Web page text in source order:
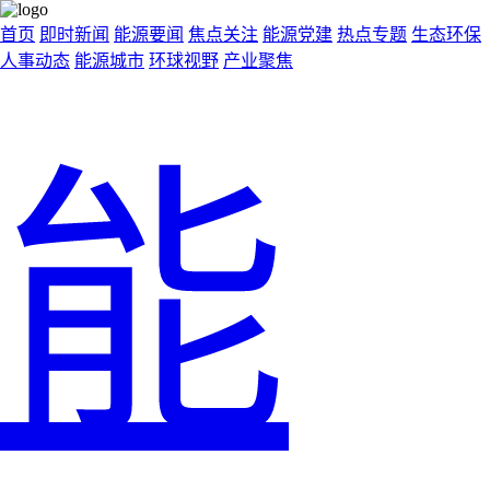
首页 即时新闻 能源要闻 焦点关注 能源党建 热点专题 生态环保
人事动态 能源城市 环球视野 产业聚焦
能